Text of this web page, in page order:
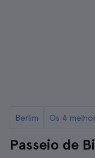
Berlim
Passeio de